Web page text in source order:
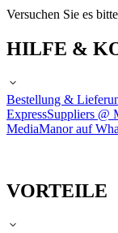
Versuchen Sie es
HILFE &
Bestellung &
ExpressSuppliers @
MediaManor auf
VORTEILE